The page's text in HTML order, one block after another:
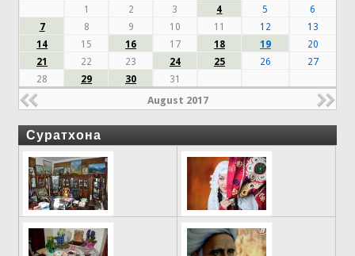
1
2 3 4 5
6
7
8 9 10 11 12
13
14
15 16 17 18 19
20
21
22 23 24 25 26
27
28
29 30 31
August 2017
Суратхона